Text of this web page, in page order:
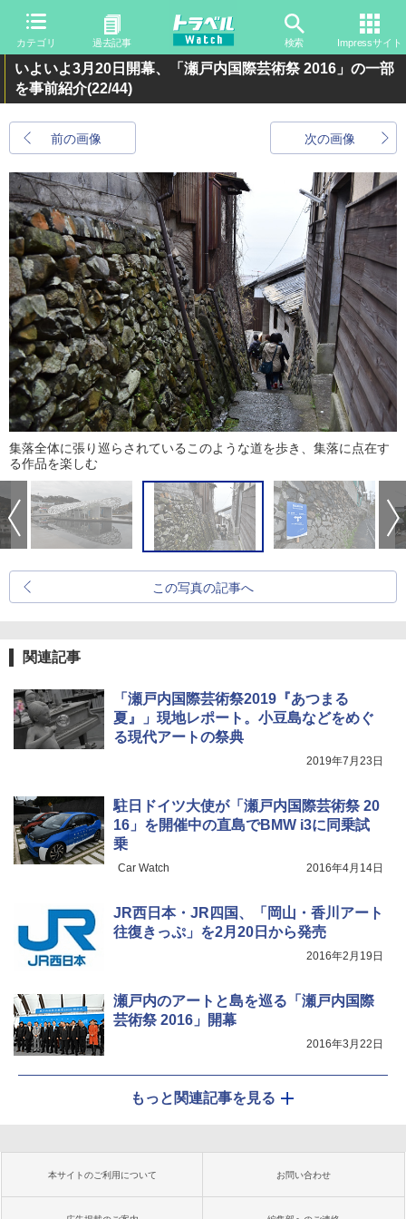
カテゴリ 過去記事 検索 Impressサイト
いよいよ3月20日開幕、「瀬戸内国際芸術祭 2016」の一部
を事前紹介(22/44)
前の画像 次の画像
集落全体に張り巡らされているこのような道を歩き、集落に点在す
る作品を楽しむ
この写真の記事へ
関連記事
「瀬戸内国際芸術祭2019『あつまる
夏』」現地レポート。小豆島などをめぐ
る現代アートの祭典
2019年7月23日
駐日ドイツ大使が「瀬戸内国際芸術祭 20
16」を開催中の直島でBMW i3に同乗試
乗
Car Watch 2016年4月14日
JR西日本・JR四国、「岡山・香川アート
往復きっぷ」を2月20日から発売
2016年2月19日
瀬戸内のアートと島を巡る「瀬戸内国際
芸術祭 2016」開幕
2016年3月22日
もっと関連記事を見る
本サイトのご利用について お問い合わせ